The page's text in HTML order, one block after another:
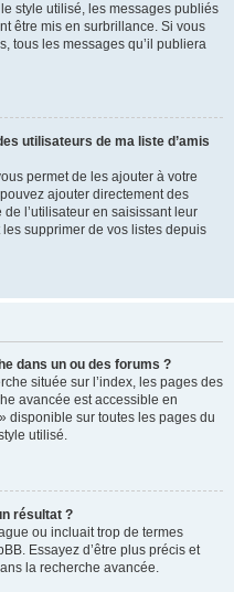
style utilisé, les messages publiés
être mis en surbrillance. Si vous
tous les messages qu’il publiera
utilisateurs de ma liste d’amis
permet de les ajouter à votre
ajouter directement des
l’utilisateur en saisissant leur
supprimer de vos listes depuis
dans un ou des forums ?
située sur l’index, les pages des
avancée est accessible en
disponible sur toutes les pages du
utilisé.
résultat ?
ou incluait trop de termes
Essayez d’être plus précis et
la recherche avancée.